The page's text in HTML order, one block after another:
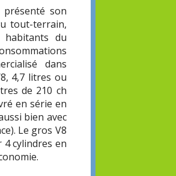
son
tout-terrain,
habitants du
dans
4,7 litres ou
de 210 ch
en série en
bien avec
Le gros V8
cylindres en